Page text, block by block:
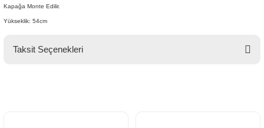
Kapağa Monte Edilir.
Yükseklik: 54cm
Taksit Seçenekleri